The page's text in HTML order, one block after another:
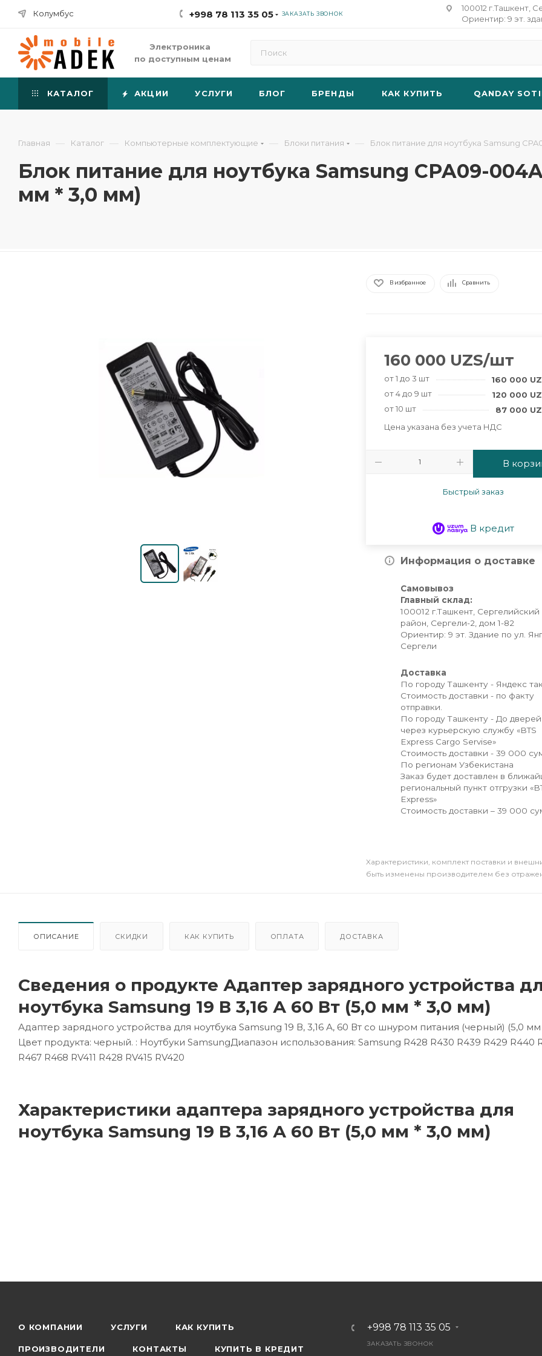
Колумбус +998 78 113 35 05 ЗАКАЗАТЬ ЗВОНОК
100012 г.Ташкент,
Ориентир: 9 эт.
Электроника
по доступным ценам
КАТАЛОГ АКЦИИ УСЛУГИ БЛОГ БРЕНДЫ КАК КУПИТЬ QANDAY
Главная — Каталог — Компьютерные комплектующие — Блоки питания — Блок питание для ноутбука Samsung
Блок питание для ноутбука Samsung CPA09-
мм * 3,0 мм)
В избранное Сравнить
160 000 UZS/шт
от 1 до 3 шт 160 000
от 4 до 9 шт
120 000
от 10 шт
87 000
Цена указана без учета НДС
В
Быстрый заказ
В кредит
Информация о доставке
Самовывоз
Главный склад:
100012 г.Ташкент, Сергелийский
район, Сергели-2, дом 1-82
Ориентир: 9 эт. Здание по ул.
Сергели
Доставка
По городу Ташкенту - Яндекс
Стоимость доставки - по факту
отправки.
По городу Ташкенту - До дверей
через курьерскую службу «BTS
Express Cargo Servise»
Стоимость доставки - 39 000
По регионам Узбекистана
Заказ будет доставлен в
региональный пункт отгрузки
Express»
Стоимость доставки – 39 000
Xарактеристики, комплект поставки и
быть изменены производителем без
ОПИСАНИЕ СКИДКИ КАК КУПИТЬ ОПЛАТА ДОСТАВКА
Сведения о продукте Адаптер зарядного устройства
ноутбука Samsung 19 В 3,16 А 60 Вт (5,0 мм * 3,0 мм)
Адаптер зарядного устройства для ноутбука Samsung 19 В, 3,16 А, 60 Вт со шнуром питания (черный) (5,0
Цвет продукта: черный. : Ноутбуки SamsungДиапазон использования: Samsung R428 R430 R439 R429 R440
R467 R468 RV411 R428 RV415 RV420
Характеристики адаптера зарядного устройства для
ноутбука Samsung 19 В 3,16 А 60 Вт (5,0 мм * 3,0 мм)
О КОМПАНИИ УСЛУГИ КАК КУПИТЬ
ПРОИЗВОДИТЕЛИ КОНТАКТЫ КУПИТЬ В КРЕДИТ
+998 78 113 35 05
ЗАКАЗАТЬ ЗВОНОК